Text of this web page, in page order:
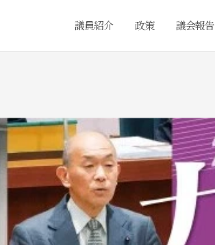
議員紹介 政策 議会報告